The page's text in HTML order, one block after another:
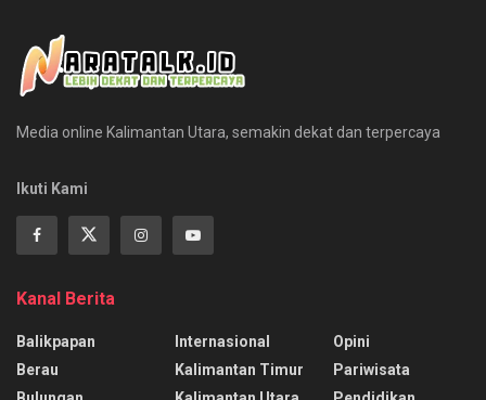
Media online Kalimantan Utara, semakin dekat dan terpercaya
Ikuti Kami
Kanal Berita
Balikpapan
Berau
Internasional
Kalimantan Timur
Opini
Pariwisata